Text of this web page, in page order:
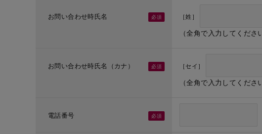
お問い合わせ時氏名 ［姓］
（全角で入力してくださ
お問い合わせ時氏名（カナ） ［セイ］
（全角で入力してくださ
電話番号